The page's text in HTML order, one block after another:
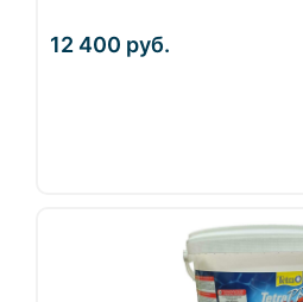
12 400 руб.